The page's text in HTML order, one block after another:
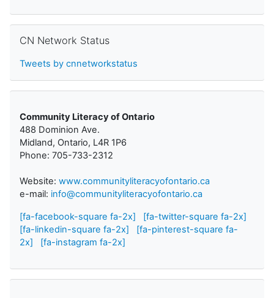
CN Network Status
Tweets by cnnetworkstatus
Community Literacy of Ontario
488 Dominion Ave.
Midland, Ontario, L4R 1P6
Phone: 705-733-2312
Website: www.communityliteracyofontario.ca
e-mail: info@communityliteracyofontario.ca
[fa-facebook-square fa-2x]
[fa-twitter-square fa-2x]
[fa-linkedin-square fa-2x]
[fa-pinterest-square fa-
2x]
[fa-instagram fa-2x]